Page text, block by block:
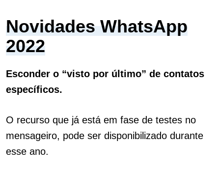
Novidades WhatsApp
2022
Esconder o “visto por último” de contatos
específicos.
O recurso que já está em fase de testes no
mensageiro, pode ser disponibilizado durante
esse ano.